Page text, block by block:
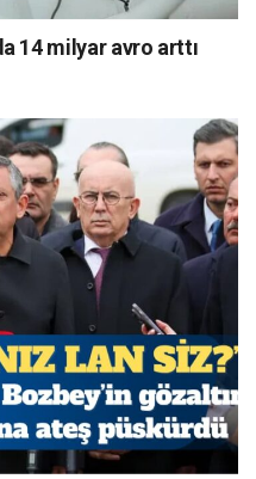
14 milyar avro arttı